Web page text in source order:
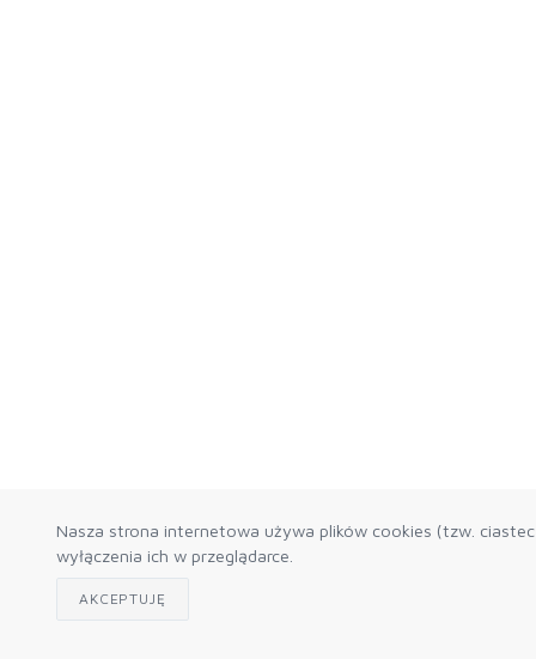
Nasza strona internetowa używa plików cookies (tzw.
wyłączenia ich w przeglądarce.
AKCEPTUJĘ